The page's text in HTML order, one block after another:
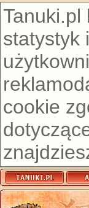
Tanuki.pl
statystyk
cookie